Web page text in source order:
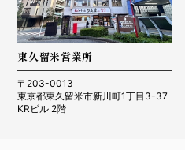
東久留米営業所
〒203-0013
東京都東久留米市新川町1丁目3-37
KRビル 2階